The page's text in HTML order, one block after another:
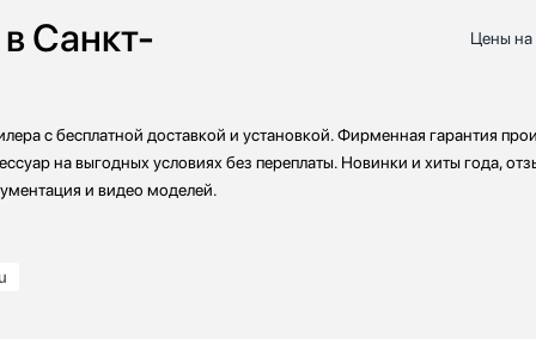
Другие регионы
Санкт-
Цены на
с бесплатной доставкой и установкой. Фирменная гарантия
на выгодных условиях без переплаты. Новинки и хиты года,
и видео моделей.